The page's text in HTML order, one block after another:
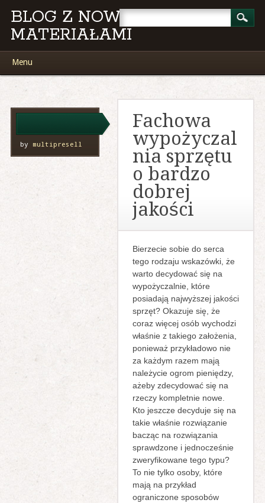
BLOG Z NOWYMI
MATERIAŁAMI
Main menu
to
Menu
by multipresell
Fachowa
wypożyczal
nia sprzętu
o bardzo
dobrej
jakości
Bierzecie sobie do serca
tego rodzaju wskazówki, że
warto decydować się na
wypożyczalnie, które
posiadają najwyższej jakości
sprzęt? Okazuje się, że
coraz więcej osób wychodzi
właśnie z takiego założenia,
ponieważ przykładowo nie
za każdym razem mają
należycie ogrom pieniędzy,
ażeby zdecydować się na
rzeczy kompletnie nowe.
Kto jeszcze decyduje się na
takie właśnie rozwiązanie
bacząc na rozwiązania
sprawdzone i jednocześnie
zweryfikowane tego typu?
To nie tylko osoby, które
mają na przykład
ograniczone sposobów